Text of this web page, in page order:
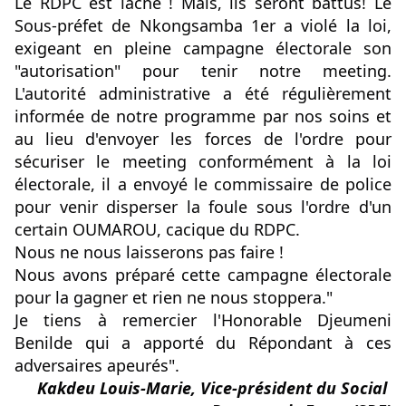
Sous-préfet de Nkongsamba 1er a violé la loi,
exigeant en pleine campagne électorale son
"autorisation" pour tenir notre meeting.
L'autorité administrative a été régulièrement
informée de notre programme par nos soins et
au lieu d'envoyer les forces de l'ordre pour
sécuriser le meeting conformément à la loi
électorale, il a envoyé le commissaire de police
pour venir disperser la foule sous l'ordre d'un
certain OUMAROU, cacique du RDPC.
Nous ne nous laisserons pas faire !
Nous avons préparé cette campagne électorale
pour la gagner et rien ne nous stoppera."
Je tiens à remercier l'Honorable Djeumeni
Benilde qui a apporté du Répondant à ces
adversaires apeurés".
Kakdeu Louis-Marie, Vice-président du Social